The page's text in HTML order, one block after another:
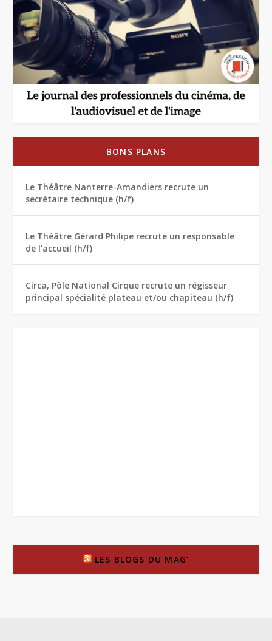
BONS PLANS
Le Théâtre Nanterre-Amandiers recrute un
secrétaire technique (h/f)
Le Théâtre Gérard Philipe recrute un responsable
de l’accueil (h/f)
Circa, Pôle National Cirque recrute un régisseur
principal spécialité plateau et/ou chapiteau (h/f)
LES BLOGS DU MAG’